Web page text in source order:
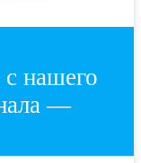
нашего
—